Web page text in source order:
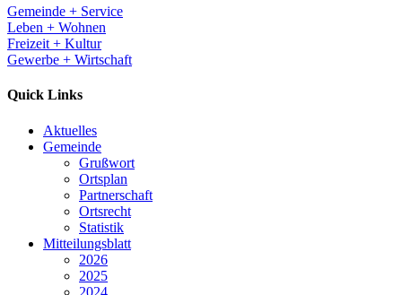
Gemeinde + Service
Leben + Wohnen
Freizeit + Kultur
Gewerbe + Wirtschaft
Quick Links
Aktuelles
Gemeinde
Grußwort
Ortsplan
Partnerschaft
Ortsrecht
Statistik
Mitteilungsblatt
2026
2025
2024